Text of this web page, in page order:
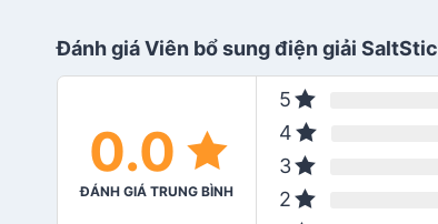
Đánh giá Viên bổ sung điện giải
0.0
ĐÁNH GIÁ TRUNG BÌNH
5
4
3
2